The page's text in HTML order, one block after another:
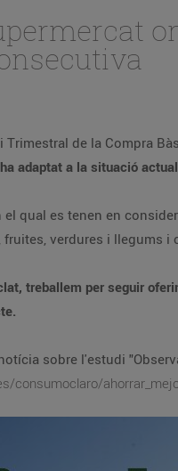
Trimestral de la Compra
adaptat a la situació
el qual es tenen en
fruites, verdures i llegums
treballem per seguir
sobre l'estudi
consumoclaro/